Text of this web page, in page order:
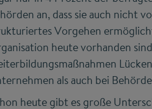
an, dass sie auch nicht
Vorgehen
heute vorhanden
als auch bei
heute gibt es große